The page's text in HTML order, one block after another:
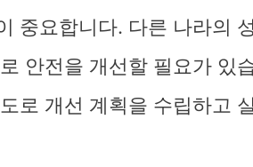
중요합니다. 다른 나라의
안전을 개선할 필요가 있
로 개선 계획을 수립하고